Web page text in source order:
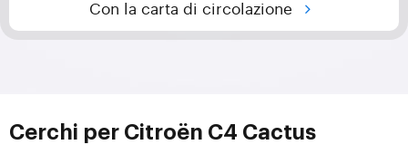
Con la carta di circolazione
Cerchi per Citroën C4 Cactus